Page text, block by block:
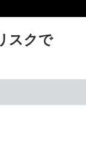
スクで